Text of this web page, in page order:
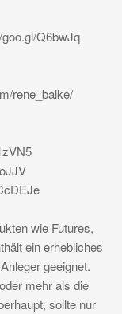
Q6bwJq
rene_balke/
wie Futures,
ein erhebliches
geeignet.
mehr als die
sollte nur